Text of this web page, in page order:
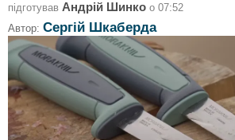
підготував Андрій Шинко о 07:52
Автор: Сергій Шкаберда